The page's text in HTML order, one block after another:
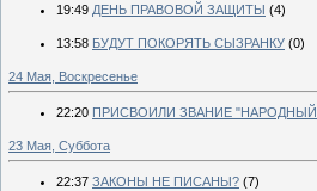
19:49 ДЕНЬ ПРАВОВОЙ ЗАЩИТЫ (4)
13:58 БУДУТ ПОКОРЯТЬ СЫЗРАНКУ (0)
24 Мая, Воскресенье
22:20 ПРИСВОИЛИ ЗВАНИЕ
23 Мая, Суббота
22:37 ЗАКОНЫ НЕ ПИСАНЫ? (7)